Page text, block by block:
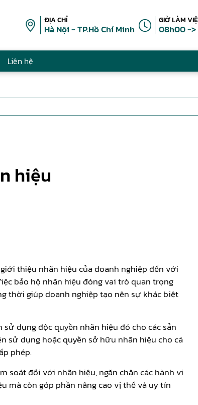
ĐỊA CHỈ
Hà Nội - TP.Hồ Chí Minh
GIỜ LÀM
08h00 ->
Liên hệ
hiệu
thiệu nhãn hiệu của doanh nghiệp đến với
bảo hộ nhãn hiệu đóng vai trò quan trọng
thời giúp doanh nghiệp tạo nên sự khác biệt
dụng độc quyền nhãn hiệu đó cho các sản
sử dụng hoặc quyền sở hữu nhãn hiệu cho cá
phép.
soát đối với nhãn hiệu, ngăn chặn các hành vi
mà còn góp phần nâng cao vị thế và uy tín